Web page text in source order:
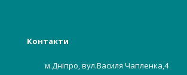
Контакти
м.Дніпро, вул.Василя Чапленка,4